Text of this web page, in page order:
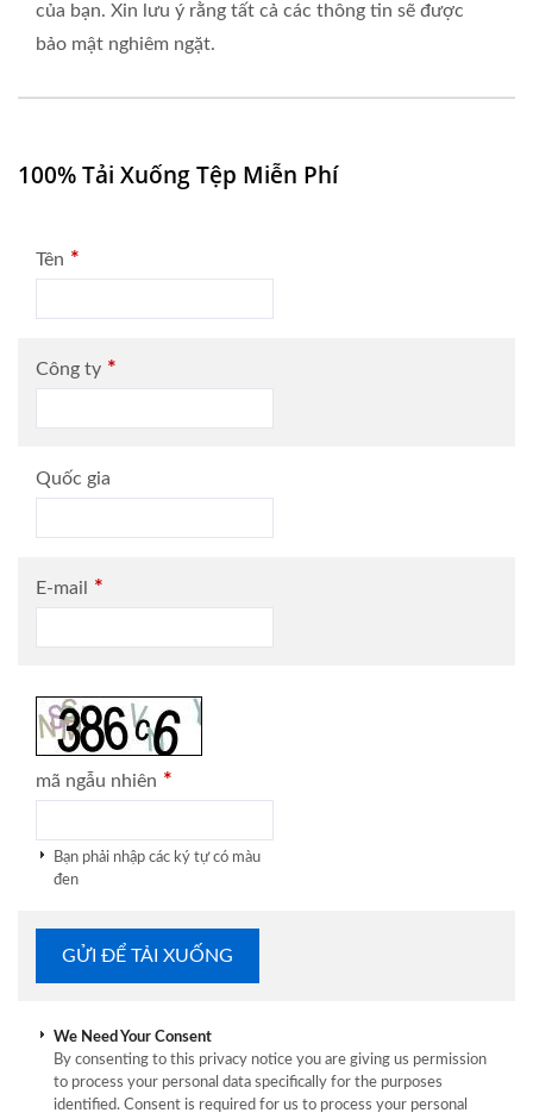
của bạn. Xin lưu ý rằng tất cả các thông tin sẽ được
bảo mật nghiêm ngặt.
100% Tải Xuống Tệp Miễn Phí
Tên *
Công ty *
Quốc gia
E-mail *
mã ngẫu nhiên *
Bạn phải nhập các ký tự có màu
đen
We Need Your Consent
By consenting to this privacy notice you are giving us permission
to process your personal data specifically for the purposes
identified. Consent is required for us to process your personal